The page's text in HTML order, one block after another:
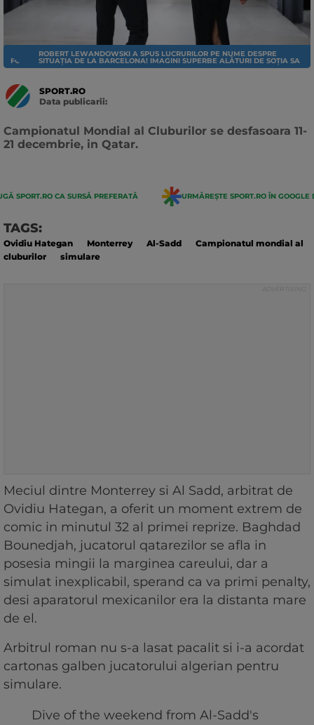
FOTBAL EXTERN
ROBERT LEWANDOWSKI A SPUS LUCRURILOR PE NUME DESPRE
SITUAȚIA DE LA BARCELONA! IMAGINI SUPERBE ALĂTURI DE SOȚIA SA
SPORT.RO
Data publicarii:
Campionatul Mondial al Cluburilor se desfasoara 11-
21 decembrie, in Qatar.
SPORT.RO CA SURSĂ PREFERATĂ URMĂREȘTE SPORT.RO ÎN GOOGLE
TAGS:
Ovidiu Hategan Monterrey Al-Sadd
Campionatul mondial al
cluburilor
simulare
Meciul dintre Monterrey si Al Sadd, arbitrat de
Ovidiu Hategan, a oferit un moment extrem de
comic in minutul 32 al primei reprize. Baghdad
Bounedjah, jucatorul qatarezilor se afla in
posesia mingii la marginea careului, dar a
simulat inexplicabil, sperand ca va primi penalty,
desi aparatorul mexicanilor era la distanta mare
de el.
Arbitrul roman nu s-a lasat pacalit si i-a acordat
cartonas galben jucatorului algerian pentru
simulare.
Dive of the weekend from Al-Sadd's